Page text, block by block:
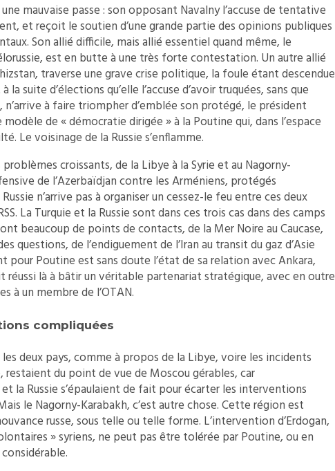
mauvaise passe : son opposant Navalny l’accuse de tentative
et reçoit le soutien d’une grande partie des opinions publiques
Son allié difficile, mais allié essentiel quand même, le
est en butte à une très forte contestation. Un autre allié
traverse une grave crise politique, la foule étant descendue
suite d’élections qu’elle l’accuse d’avoir truquées, sans que
à faire triompher d’emblée son protégé, le président
de « démocratie dirigée » à la Poutine qui, dans l’espace
Le voisinage de la Russie s’enflamme.
croissants, de la Libye à la Syrie et au Nagorny-
de l’Azerbaïdjan contre les Arméniens, protégés
n’arrive pas à organiser un cessez-le feu entre ces deux
La Turquie et la Russie sont dans ces trois cas dans des camps
beaucoup de points de contacts, de la Mer Noire au Caucase,
questions, de l’endiguement de l’Iran au transit du gaz d’Asie
pour Poutine est sans doute l’état de sa relation avec Ankara,
réussi là à bâtir un véritable partenariat stratégique, avec en outre
à un membre de l’OTAN.
compliquées
deux pays, comme à propos de la Libye, voire les incidents
restaient du point de vue de Moscou gérables, car
la Russie s’épaulaient de fait pour écarter les interventions
le Nagorny-Karabakh, c’est autre chose. Cette région est
russe, sous telle ou telle forme. L’intervention d’Erdogan,
» syriens, ne peut pas être tolérée par Poutine, ou en